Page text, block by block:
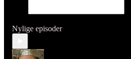
Nylige episoder